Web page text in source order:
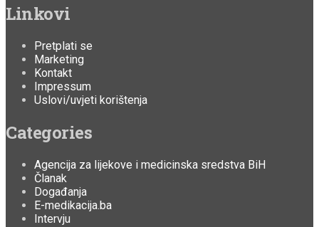
Linkovi
Pretplati se
Marketing
Kontakt
Impressum
Uslovi/uvjeti korištenja
Categories
Agencija za lijekove i medicinska sredstva BiH
Članak
Događanja
E-medikacija.ba
Intervju